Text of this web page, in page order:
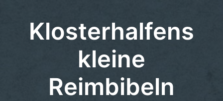
springenKlosterhalfens
kleine
Reimbibeln